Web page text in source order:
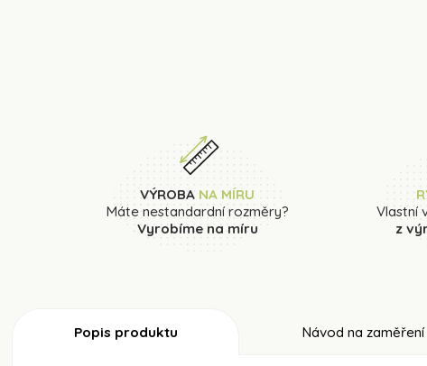
VÝROBA NA MÍRU
Máte nestandardní rozměry?
Vyrobíme na míru
Vlastní
z
Popis produktu Návod na zaměření